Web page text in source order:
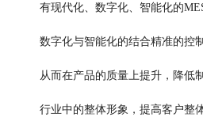
有现代化、数字化、智能化的
数字化与智能化的结合精准的控
从而在产品的质量上提升，降低
行业中的整体形象，提高客户整